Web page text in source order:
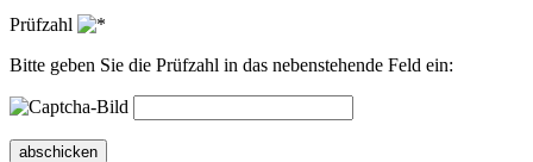
Prüfzahl
Bitte geben Sie die Prüfzahl in das nebenstehende Feld ein:
abschicken